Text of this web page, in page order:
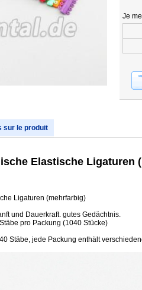
Je
sur le produit
Elastische Ligaturen
Ligaturen (mehrfarbig)
und Dauerkraft. gutes Gedächtnis.
pro Packung (1040 Stücke)
Stäbe, jede Packung enthält